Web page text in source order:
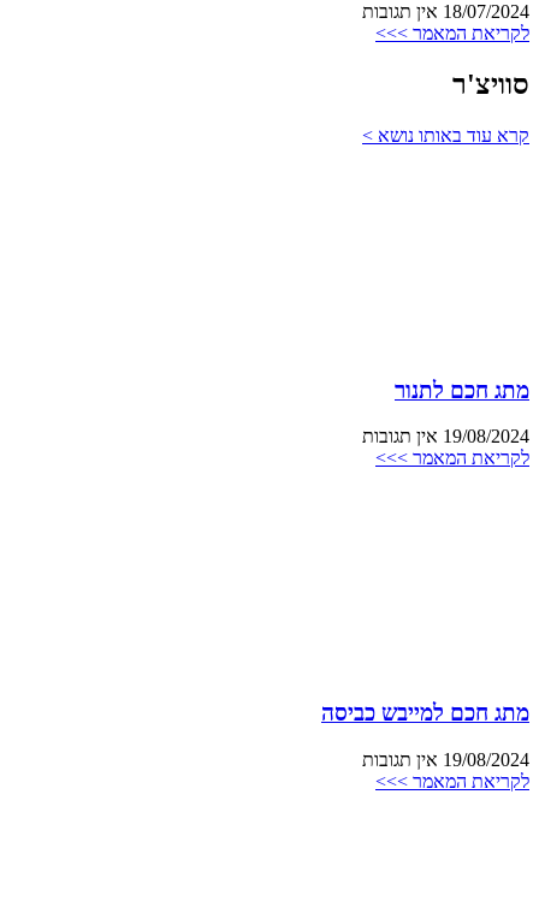
18/07/2024 אין תגובות
לקריאת המאמר >>>
סוויצ'ר
קרא עוד באותו נושא >
מתג חכם לתנור
19/08/2024 אין תגובות
לקריאת המאמר >>>
מתג חכם למייבש כביסה
19/08/2024 אין תגובות
לקריאת המאמר >>>